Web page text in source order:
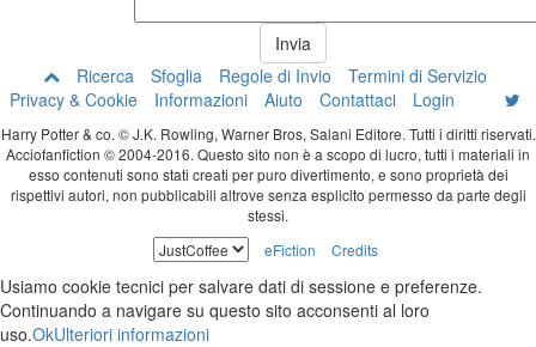
Ricerca Sfoglia Regole di Invio
Termini di Servizio
Privacy & Cookie
Informazioni Aiuto Contattaci Login
Harry Potter & co. © J.K. Rowling, Warner Bros, Salani Editore. Tutti i diritti riservati.
Acciofanfiction © 2004-2016. Questo sito non è a scopo di lucro, tutti i materiali in
esso contenuti sono stati creati per puro divertimento, e sono proprietà dei
rispettivi autori, non pubblicabili altrove senza esplicito permesso da parte degli
stessi.
eFiction
Credits
Usiamo cookie tecnici per salvare dati di sessione e preferenze.
Continuando a navigare su questo sito acconsenti al loro
uso.OkUlteriori informazioni